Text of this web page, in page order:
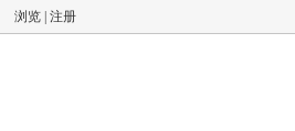
浏览 注册